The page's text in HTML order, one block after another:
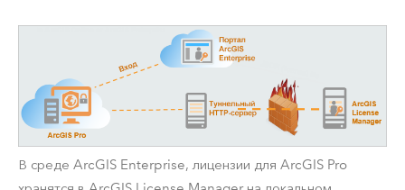
В среде ArcGIS Enterprise, лицензии для ArcGIS Pro